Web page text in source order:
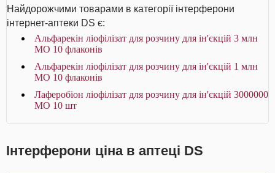
Найдорожчими товарами в категорії інтерферони
інтернет-аптеки DS є:
Альфарекін ліофілізат для розчину для ін'єкцій 3 млн
МО 10 флаконів
Альфарекін ліофілізат для розчину для ін'єкцій 1 млн
МО 10 флаконів
Лаферобіон ліофілізат для розчину для ін'єкцій 3000000
МО 10 шт
Інтерферони ціна в аптеці DS